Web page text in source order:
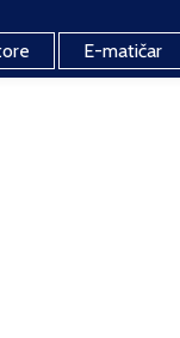
E-matičar